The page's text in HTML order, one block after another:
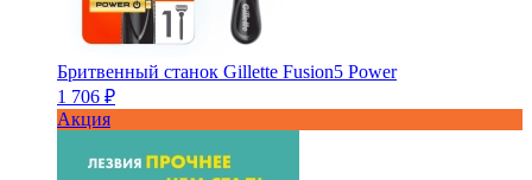
Бритвенный станок Gillette Fusion5 Power
1 706 ₽
Акция